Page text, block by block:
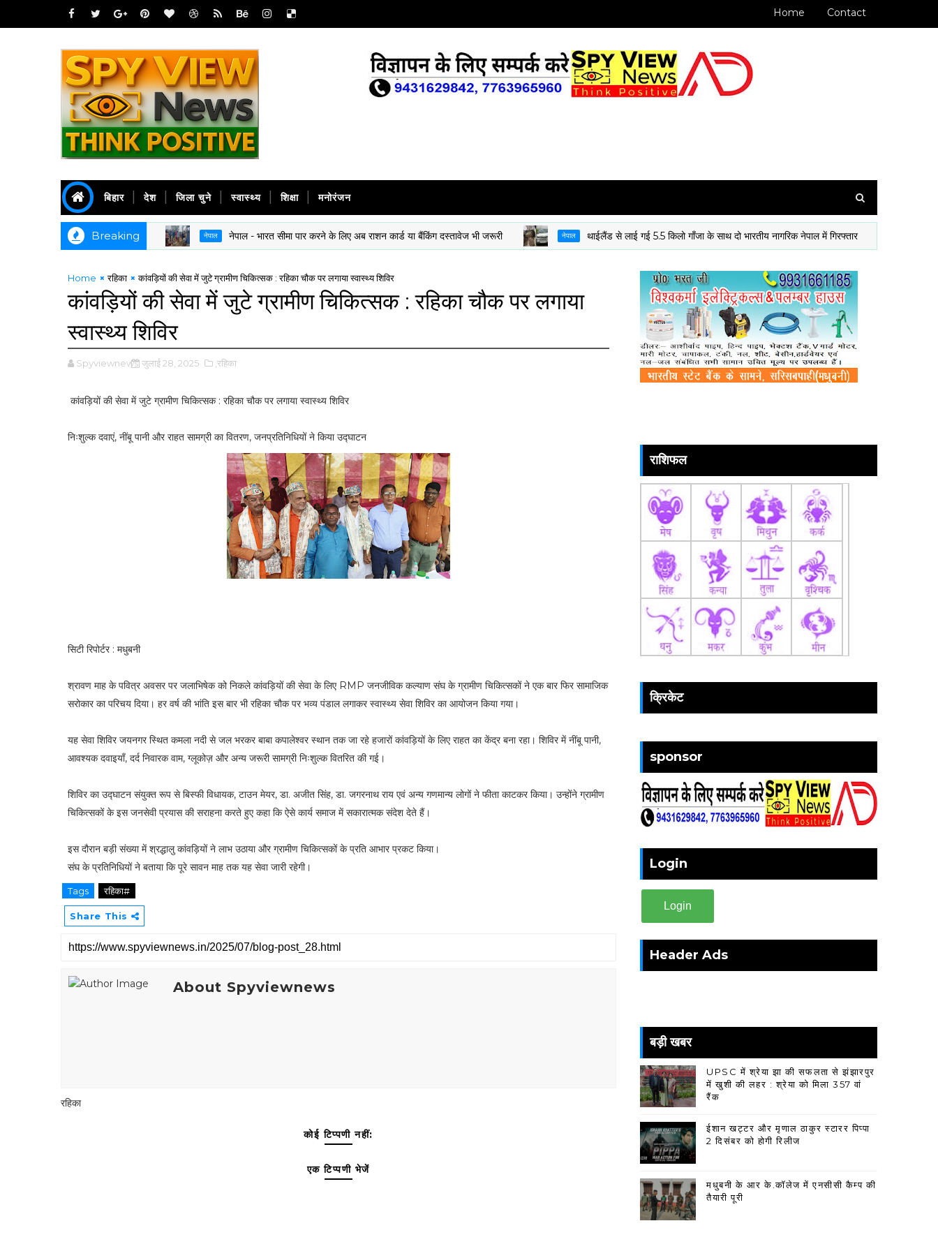
Home Contact
बिहार देश जिला चुने स्वास्थ्य शिक्षा मनोरंजन
Breaking नेपाल नेपाल - भारत सीमा पार करने के लिए अब राशन कार्ड या बैंकिंग दस्तावेज भी जरूरी नेपाल थाईलैंड से लाई गई 5.5 किलो गाँजा के साथ दो भारतीय नागरिक नेपाल में गिरफ्तार
Home रहिका कांवड़ियों की सेवा में जुटे ग्रामीण चिकित्सक : रहिका चौक पर लगाया स्वास्थ्य शिविर
कांवड़ियों की सेवा में जुटे ग्रामीण चिकित्सक : रहिका चौक पर लगाया
स्वास्थ्य शिविर
Spyviewnews जुलाई 28, 2025 ,रहिका
कांवड़ियों की सेवा में जुटे ग्रामीण चिकित्सक : रहिका चौक पर लगाया स्वास्थ्य शिविर
निःशुल्क दवाएं, नींबू पानी और राहत सामग्री का वितरण, जनप्रतिनिधियों ने किया उद्घाटन
सिटी रिपोर्टर : मधुबनी
श्रावण माह के पवित्र अवसर पर जलाभिषेक को निकले कांवड़ियों की सेवा के लिए RMP जनजीविक कल्याण संघ के ग्रामीण चिकित्सकों ने एक बार फिर सामाजिक
सरोकार का परिचय दिया। हर वर्ष की भांति इस बार भी रहिका चौक पर भव्य पंडाल लगाकर स्वास्थ्य सेवा शिविर का आयोजन किया गया।
यह सेवा शिविर जयनगर स्थित कमला नदी से जल भरकर बाबा कपालेश्वर स्थान तक जा रहे हजारों कांवड़ियों के लिए राहत का केंद्र बना रहा। शिविर में नींबू पानी,
आवश्यक दवाइयाँ, दर्द निवारक वाम, ग्लूकोज़ और अन्य जरूरी सामग्री निःशुल्क वितरित की गई।
शिविर का उद्घाटन संयुक्त रूप से बिस्फी विधायक, टाउन मेयर, डा. अजीत सिंह, डा. जगरनाथ राय एवं अन्य गणमान्य लोगों ने फीता काटकर किया। उन्होंने ग्रामीण
चिकित्सकों के इस जनसेवी प्रयास की सराहना करते हुए कहा कि ऐसे कार्य समाज में सकारात्मक संदेश देते हैं।
इस दौरान बड़ी संख्या में श्रद्धालु कांवड़ियों ने लाभ उठाया और ग्रामीण चिकित्सकों के प्रति आभार प्रकट किया।
संघ के प्रतिनिधियों ने बताया कि पूरे सावन माह तक यह सेवा जारी रहेगी।
Tags रहिका#
Share This
About Spyviewnews
रहिका
कोई टिप्पणी नहीं:
एक टिप्पणी भेजें
राशिफल
क्रिकेट
sponsor
Login
Login
Header Ads
बड़ी खबर
UPSC में श्रेया झा की सफलता से झंझारपुर
में खुशी की लहर : श्रेया को मिला 357 वां
रैंक
ईशान खट्टर और मृणाल ठाकुर स्टारर पिप्पा
2 दिसंबर को होगी रिलीज
मधुबनी के आर के.कॉलेज में एनसीसी कैम्प की
तैयारी पूरी